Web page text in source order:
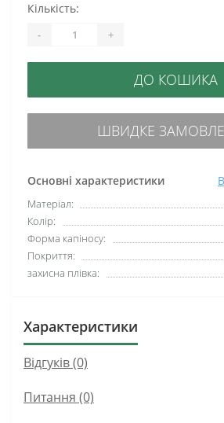
Основні характеристики
Матеріал:
Колір:
Форма капіносу:
Покриття:
захисна плівка:
Кількість:
- +
ДО КОШИКА
ШВИДКЕ
Характеристики
Відгуків (0)
Питання (0)